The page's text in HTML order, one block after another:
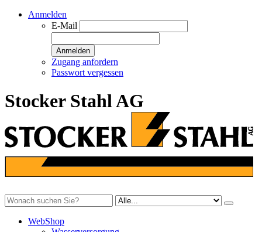
Anmelden
E-Mail
Anmelden
Zugang anfordern
Passwort vergessen
Stocker Stahl AG
WebShop